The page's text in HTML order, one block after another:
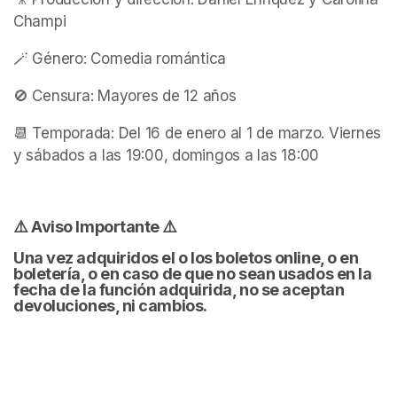
Champi
🪄 Género: Comedia romántica
🚫 Censura: Mayores de 12 años
📆 Temporada: Del 16 de enero al 1 de marzo. Viernes
y sábados a las 19:00, domingos a las 18:00
⚠️ Aviso Importante ⚠️
Una vez adquiridos el o los boletos online, o en
boletería, o en caso de que no sean usados en la
fecha de la función adquirida, no se aceptan
devoluciones, ni cambios.